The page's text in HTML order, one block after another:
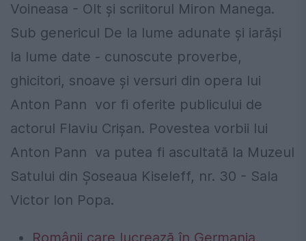
Voineasa - Olt şi scriitorul Miron Manega.
Sub genericul De la lume adunate şi iarăşi
la lume date - cunoscute proverbe,
ghicitori, snoave şi versuri din opera lui
Anton Pann vor fi oferite publicului de
actorul Flaviu Crişan. Povestea vorbii lui
Anton Pann va putea fi ascultată la Muzeul
Satului din Şoseaua Kiseleff, nr. 30 - Sala
Victor Ion Popa.
Românii care lucrează în Germania,